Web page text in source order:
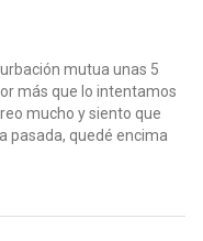
mutua unas 5
más que lo intentamos
mucho y siento que
pasada, quedé encima